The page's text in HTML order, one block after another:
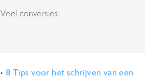
Veel conversies.
• 8 Tips voor het schrijven van een